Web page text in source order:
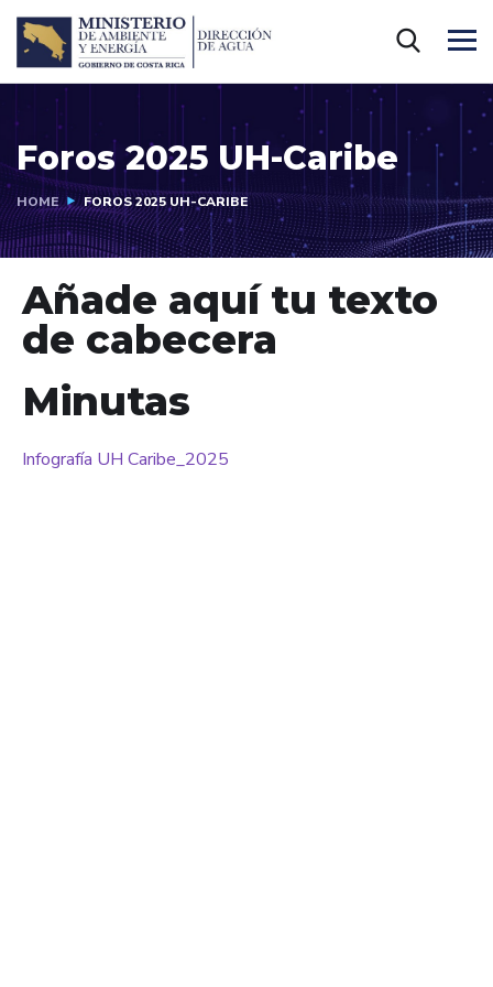
Foros 2025 UH-Caribe
HOME FOROS 2025 UH-CARIBE
Añade aquí tu texto
de cabecera
Minutas
Infografía UH Caribe_2025